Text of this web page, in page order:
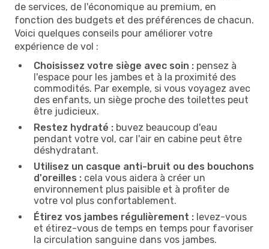
de services, de l'économique au premium, en
fonction des budgets et des préférences de chacun.
Voici quelques conseils pour améliorer votre
expérience de vol :
Choisissez votre siège avec soin : pensez à
l'espace pour les jambes et à la proximité des
commodités. Par exemple, si vous voyagez avec
des enfants, un siège proche des toilettes peut
être judicieux.
Restez hydraté : buvez beaucoup d'eau
pendant votre vol, car l'air en cabine peut être
déshydratant.
Utilisez un casque anti-bruit ou des bouchons
d'oreilles : cela vous aidera à créer un
environnement plus paisible et à profiter de
votre vol plus confortablement.
Étirez vos jambes régulièrement : levez-vous
et étirez-vous de temps en temps pour favoriser
la circulation sanguine dans vos jambes.